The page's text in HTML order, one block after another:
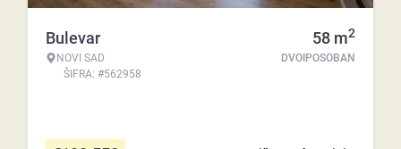
Bulevar
NOVI SAD
ŠIFRA: #562958
58 m2
DVOIPOSOBAN